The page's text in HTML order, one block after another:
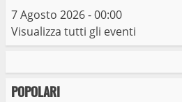
7 Agosto 2026 - 00:00
Visualizza tutti gli eventi
POPOLARI
I Carabinieri
stupefacenti